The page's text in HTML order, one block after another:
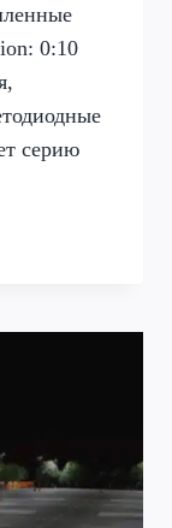
0:10
серию